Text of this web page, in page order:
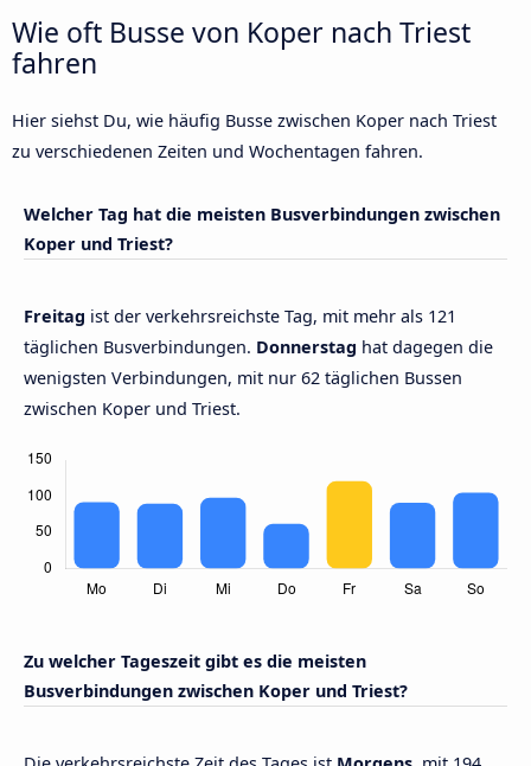
Wie oft Busse von Koper nach Triest
fahren
Hier siehst Du, wie häufig Busse zwischen Koper nach Triest
zu verschiedenen Zeiten und Wochentagen fahren.
Welcher Tag hat die meisten Busverbindungen zwischen
Koper und Triest?
Freitag ist der verkehrsreichste Tag, mit mehr als 121
täglichen Busverbindungen. Donnerstag hat dagegen die
wenigsten Verbindungen, mit nur 62 täglichen Bussen
zwischen Koper und Triest.
Zu welcher Tageszeit gibt es die meisten
Busverbindungen zwischen Koper und Triest?